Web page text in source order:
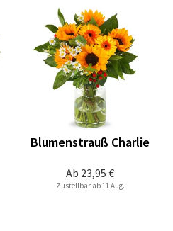
Ab 23,95 €
Blumenstrauß Charlie
Zustellbar ab 11 Aug.